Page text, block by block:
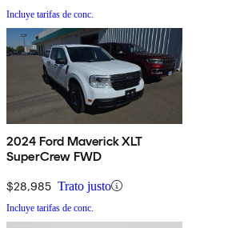
Incluye tarifas de conc.
2024 Ford Maverick XLT
SuperCrew FWD
$28,985 Trato justo
Incluye tarifas de conc.